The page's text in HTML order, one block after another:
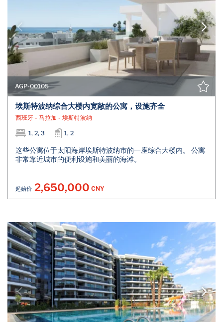
AGP-00105
埃斯特波纳综合大楼内宽敞的公寓，设施齐全
西班牙 - 马拉加 - 埃斯特波纳
1, 2, 3 1, 2
这些公寓位于太阳海岸埃斯特波纳市的一座综合大楼内。 公寓
非常靠近城市的便利设施和美丽的海滩。
起始价 2,650,000 CNY